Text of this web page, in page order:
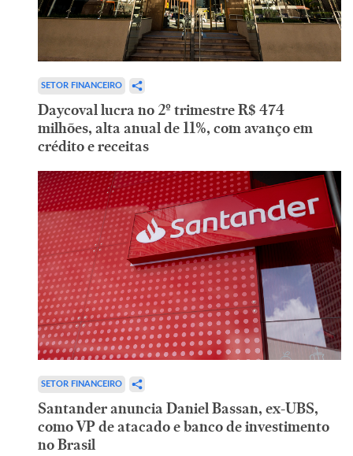
SETOR FINANCEIRO
Daycoval lucra no 2º trimestre R$ 474
milhões, alta anual de 11%, com avanço em
crédito e receitas
SETOR FINANCEIRO
Santander anuncia Daniel Bassan, ex-UBS,
como VP de atacado e banco de investimento
no Brasil